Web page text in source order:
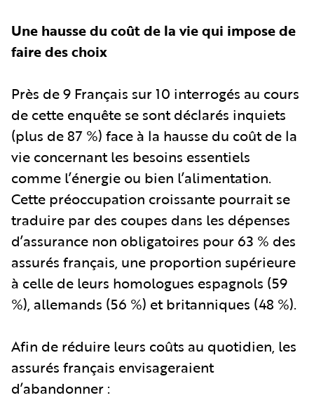
Une hausse du coût de la vie qui impose de
faire des choix
Près de 9 Français sur 10 interrogés au cours
de cette enquête se sont déclarés inquiets
(plus de 87 %) face à la hausse du coût de la
vie concernant les besoins essentiels
comme l’énergie ou bien l’alimentation.
Cette préoccupation croissante pourrait se
traduire par des coupes dans les dépenses
d’assurance non obligatoires pour 63 % des
assurés français, une proportion supérieure
à celle de leurs homologues espagnols (59
%), allemands (56 %) et britanniques (48 %).
Afin de réduire leurs coûts au quotidien, les
assurés français envisageraient
d’abandonner :